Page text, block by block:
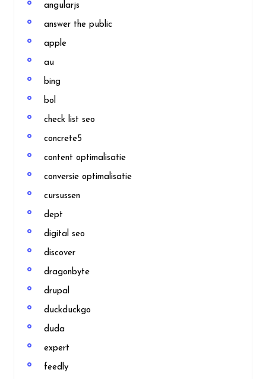
angularjs
answer the public
apple
au
bing
bol
check list seo
concrete5
content optimalisatie
conversie optimalisatie
cursussen
dept
digital seo
discover
dragonbyte
drupal
duckduckgo
duda
expert
feedly